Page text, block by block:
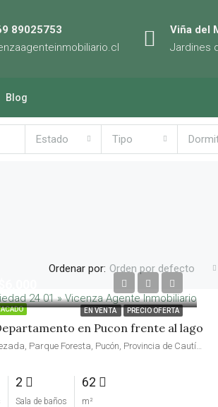
89025753
Viña del
Jardines
Blog
Estado Tipo
Ordenar por: Orden por defecto
EN VENTA PRECIO OFERTA
en Pucon frente al lago
Ramón Quezada, Parque Foresta, Pucón, Provincia de Cautín, Región de la Araucanía, 4920561, Chile
2
Sala de baños
62
m²